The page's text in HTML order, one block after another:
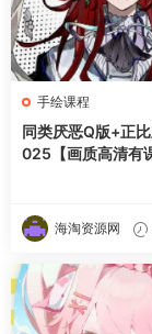
手绘课程
同类厌恶Q版+正
025【画质高清有
海淘资源网